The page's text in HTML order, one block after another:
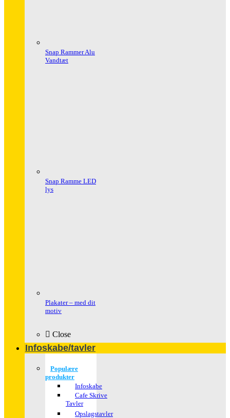
Snap Rammer Alu
Vandtæt
Snap Ramme LED
lys
Plakater – med dit
motiv
Close
Infoskabe/tavler
Populære
produkter
Infoskabe
Cafe Skrive
Tavler
Opslagstavler